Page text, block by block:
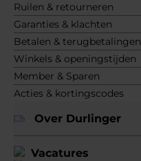
Ruilen & retourneren
Garanties & klachten
Betalen & terugbetalingen
Winkels & openingstijden
Member & Sparen
Acties & kortingscodes
Over Durlinger
Vacatures